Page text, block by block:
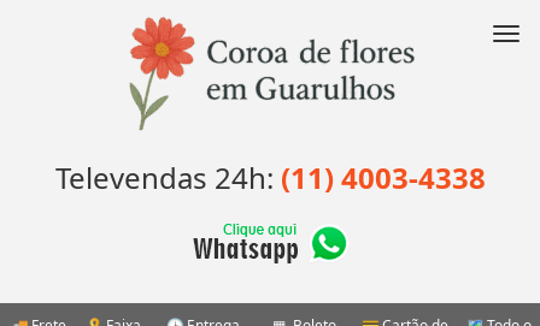
Televendas 24h: (11) 4003-4338